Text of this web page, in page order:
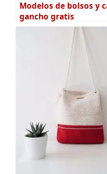
Modelos de bolsos y
gancho gratis